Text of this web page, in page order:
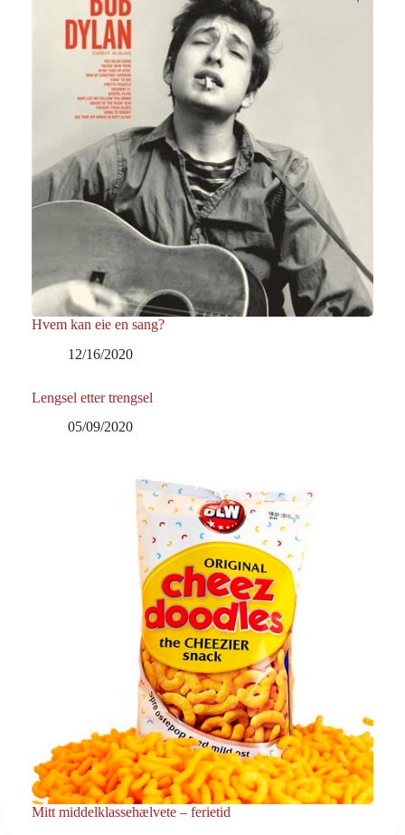
Hvem kan eie en sang?
12/16/2020
Lengsel etter trengsel
05/09/2020
Mitt middelklassehælvete – ferietid